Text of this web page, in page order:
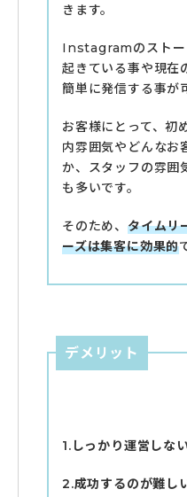
きます。
Instagramのストー
起きている事や現在
簡単に発信する事が
お客様にとって、初
内雰囲気やどんなお
か、スタッフの雰囲
も多いです。
そのため、 タイムリ
ーズは集客に効果的
デメリット
1.しっかり運営しな
2.成功するのが難し